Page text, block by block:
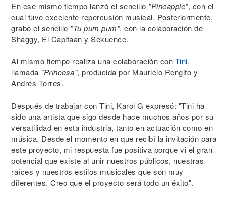
En ese mismo tiempo lanzó el sencillo "Pineapple", con el
cual tuvo excelente repercusión musical. Posteriormente,
grabó el sencillo "Tu pum pum", con la colaboración de
Shaggy, El Capitaan y Sekuence.
Al mismo tiempo realiza una colaboración con Tini,
llamada "Princesa", producida por Mauricio Rengifo y
Andrés Torres.
Después de trabajar con Tini, Karol G expresó: "Tini ha
sido una artista que sigo desde hace muchos años por su
versatilidad en esta industria, tanto en actuación como en
música. Desde el momento en que recibí la invitación para
este proyecto, mi respuesta fue positiva porque vi el gran
potencial que existe al unir nuestros públicos, nuestras
raíces y nuestros estilos musicales que son muy
diferentes. Creo que el proyecto será todo un éxito".